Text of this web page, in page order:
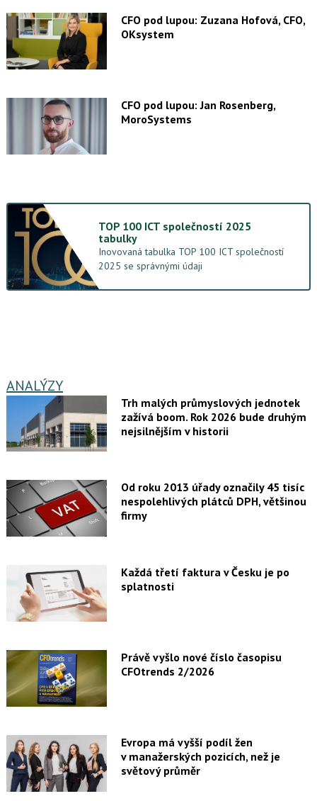
CFO pod lupou: Zuzana Hofová, CFO,
OKsystem
CFO pod lupou: Jan Rosenberg,
MoroSystems
TOP 100 ICT společností 2025
tabulky
Inovovaná tabulka TOP 100 ICT společností
2025 se správnými údaji
ANALÝZY
Trh malých průmyslových jednotek
zažívá boom. Rok 2026 bude druhým
nejsilnějším v historii
Od roku 2013 úřady označily 45 tisíc
nespolehlivých plátců DPH, většinou
firmy
Každá třetí faktura v Česku je po
splatnosti
Právě vyšlo nové číslo časopisu
CFOtrends 2/2026
Evropa má vyšší podíl žen
v manažerských pozicích, než je
světový průměr